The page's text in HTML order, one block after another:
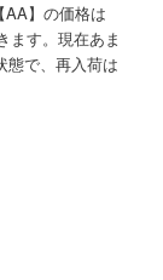
【AA】の価格は
ます。現在あま
態で、再入荷は